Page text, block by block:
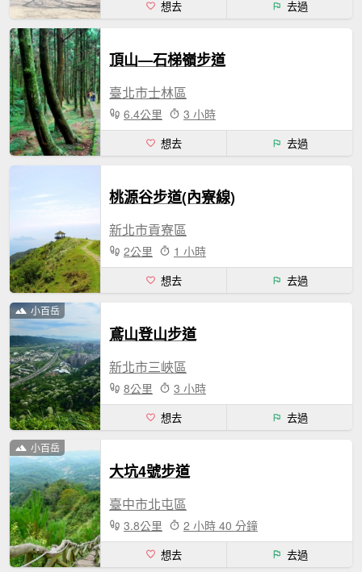
想去 去過
頂山—石梯嶺步道
臺北市士林區
6.4公里 3 小時
想去 去過
桃源谷步道(內寮線)
新北市貢寮區
2公里 1 小時
想去 去過
小百岳
鳶山登山步道
新北市三峽區
8公里 3 小時
想去 去過
小百岳
大坑4號步道
臺中市北屯區
3.8公里 2 小時 40 分鐘
想去 去過